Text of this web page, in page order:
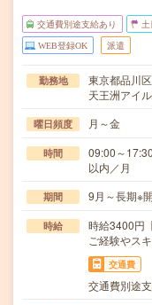
交通費別途支給あり
WEB登録OK 派遣
勤務地
東京都品川区
天王洲アイ
曜日頻度 月～金
時間
09:00～
以内／月
期間 9月～長期※
時給
時給3400円
ご経験やス
交通費
交通費別途